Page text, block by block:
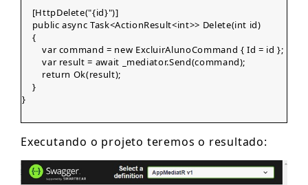
[HttpDelete("{id}")]
public async Task<ActionResult<int>> Delete(int id)
{
var command = new ExcluirAlunoCommand { Id = id };
var result = await _mediator.Send(command);
return Ok(result);
}
}
Executando o projeto teremos o resultado: